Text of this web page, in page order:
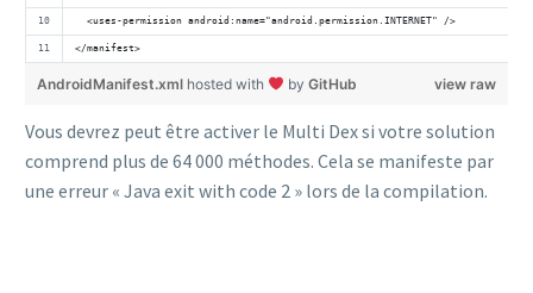
  <uses-permission android:name="android.permission.INTERNET" />
</manifest>
view raw
AndroidManifest.xml hosted with by GitHub
Vous devrez peut être activer le Multi Dex si votre solution
comprend plus de 64 000 méthodes. Cela se manifeste par
une erreur « Java exit with code 2 » lors de la compilation.